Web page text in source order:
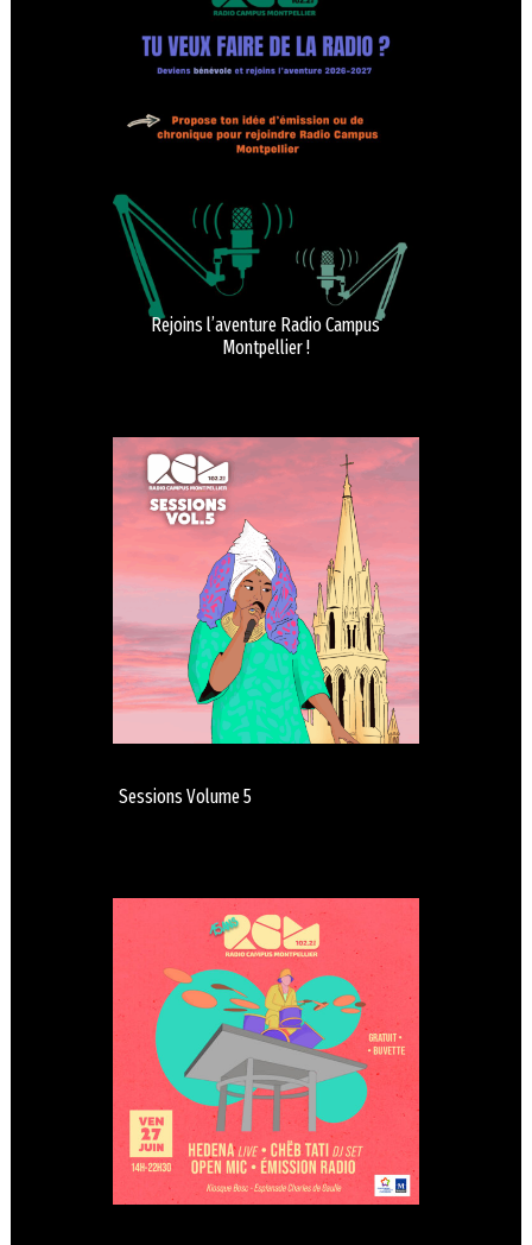
Rejoins l’aventure Radio Campus
Montpellier !
Sessions Volume 5